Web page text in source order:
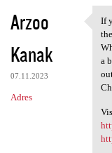
Arzoo
Kanak
07.11.2023
Adres
If
If
a